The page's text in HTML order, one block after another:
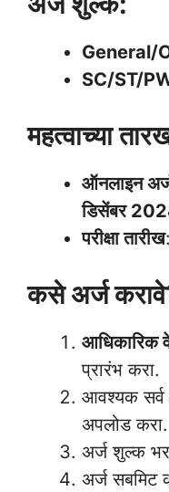
General/
SC/ST/
महत्वाच्या
ऑनलाइन
डिसेंबर
परीक्षा तारीख
कसे अर्ज
आधिकारिक
प्रारंभ करा.
आवश्यक सर्व
अपलोड करा.
अर्ज शुल्क
अर्ज सबमिट